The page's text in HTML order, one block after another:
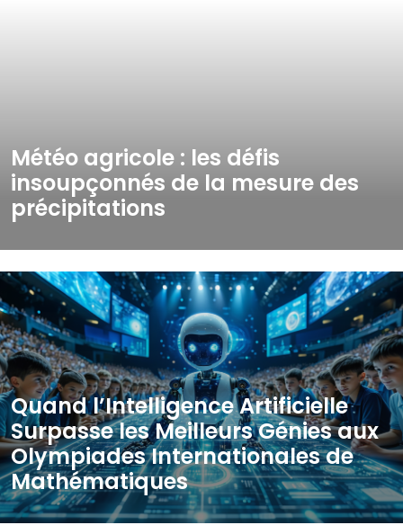
Météo agricole : les défis
insoupçonnés de la mesure des
précipitations
Quand l’Intelligence Artificielle
Surpasse les Meilleurs Génies aux
Olympiades Internationales de
Mathématiques